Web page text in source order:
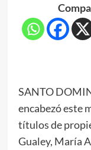
SANTO
encabezó este
títulos de
Gualey, María